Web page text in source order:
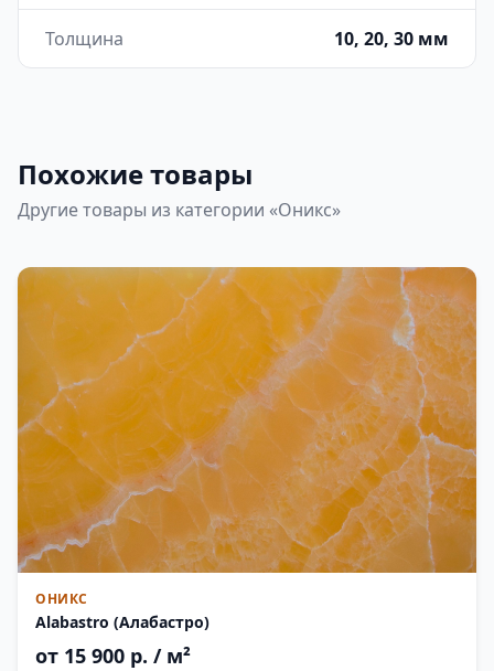
Толщина 10, 20, 30 мм
Похожие товары
Другие товары из категории «Оникс»
ОНИКС
Alabastro (Алабастро)
от 15 900 р. / м²